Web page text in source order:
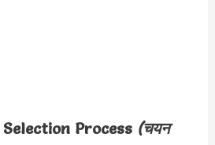
Process (चयन